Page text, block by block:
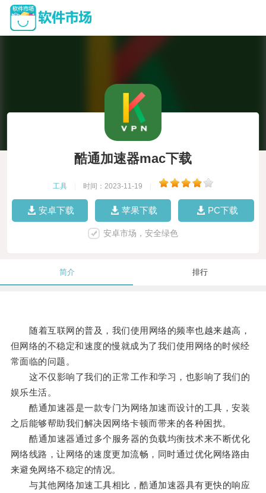
酷通加速器mac下载
工具 时间：2023-11-19
安卓下载 苹果下载 PC下载
安卓市场，安全绿色
简介 排行
随着互联网的普及，我们使用网络的频率也越来越高，
但网络的不稳定和速度的慢就成为了我们使用网络的时候经
常面临的问题。
这不仅影响了我们的正常工作和学习，也影响了我们的
娱乐生活。
酷通加速器是一款专门为网络加速而设计的工具，安装
之后能够帮助我们解决因网络卡顿而带来的各种困扰。
酷通加速器通过多个服务器的负载均衡技术来不断优化
网络线路，让网络的速度更加流畅，同时通过优化网络路由
来避免网络不稳定的情况。
与其他网络加速工具相比，酷通加速器具有更快的响应